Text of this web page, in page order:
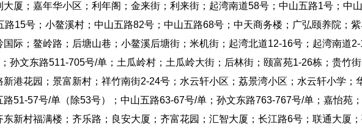
厦；嘉年华小区；利年阁；金来街；利来街；起湾南道58号；中山五路1号；中
路15号；小鳌溪村；中山五路82号；中山五路68号；中天商务楼；广弘颐养院；紫
际；鳌岭路；后塘山巷；小鳌溪后塘街；米机街；起湾北道12-16号；起湾南道
孙文东路511-705号/单；土瓜岭村；土瓜岭大街；后林街；颐富苑1-26栋；贵竹街
港花园；景富新村；祥竹南街2-24号；水云轩小区；荔景湾小区；水云轩小学；
51-57号/单（除53号）；中山五路63-67号/单；孙文东路763-767号/单；嘉怡苑
新村福满楼；齐乐路；良安大厦；齐富花园；汇智大厦；长江路6号；联通大厦